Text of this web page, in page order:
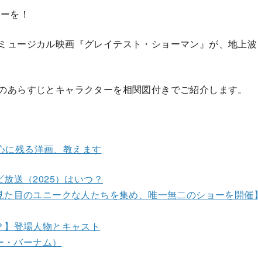
を！
ュージカル映画『グレイテスト・ショーマン』が、地上波
らすじとキャラクターを相関図付きでご紹介します。
残る洋画、教えます
放送（2025）はいつ？
目のユニークな人たちを集め、唯一無二のショーを開催】
】登場人物とキャスト
バーナム）